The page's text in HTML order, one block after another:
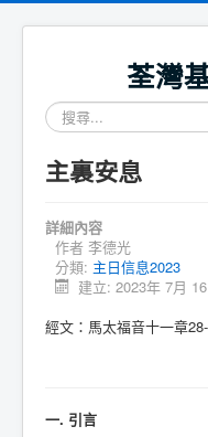
荃灣
搜
尋...
主裏安息
詳細內容
作者 李德光
分類: 主日信息2023
建立: 2023年 7月
經文：馬太福音十一章
一. 引言